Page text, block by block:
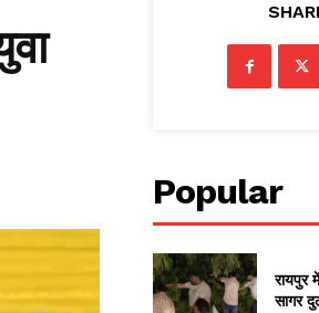
Popular
रायपुर
सागर